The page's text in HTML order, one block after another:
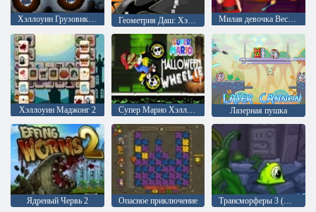
Хэллоуин Грузовик Головоломка Геометрия Даш: Хэллоуин Милая девочка Весёлый Хэллоуин
Хэллоуин Маджонг 2 Супер Марио Хэллоуин на колёсах Лазерная пушка
Ядреный Червь 2 Опасное приключение Трансморферы 3 (Приключения трансморфера нямчика 3)